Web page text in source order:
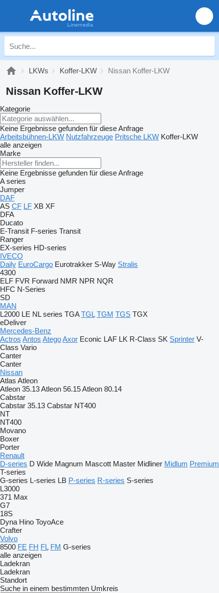
LKWs Koffer-LKW Nissan Koffer-LKW
Nissan Koffer-LKW
Kategorie
Keine Ergebnisse gefunden für diese Anfrage
Arbeitsbühnen-LKW Nutzfahrzeuge Pritsche LKW Koffer-LKW
alle anzeigen
Marke
Keine Ergebnisse gefunden für diese Anfrage
A series
Jumper
DAF
AS CF LF XB XF
DFA
Ducato
E-Transit F-series Transit
Ranger
EX-series HD-series
IVECO
Daily EuroCargo Eurotrakker S-Way Stralis
4300
ELF FVR Forward NMR NPR NQR
HFC N-Series
SD
MAN
L2000 LE NL series TGA TGL TGM TGS TGX
eDeliver
Mercedes-Benz
Actros Antos AtegoAxor Econic LAF LK R-Class SK Sprinter V-
Class Vario
Canter
Canter
Nissan
Atlas Atleon
Atleon 35.13Atleon 56.15Atleon 80.14
Cabstar
Cabstar 35.13 Cabstar NT400
NT
NT400
Movano
Boxer
Porter
Renault
D-series D Wide Magnum Mascott Master Midliner Midlum Premium
T-series
G-series L-series LB P-series R-series S-series
L3000
371 Max
G7
18S
Dyna Hino ToyoAce
Crafter
Volvo
8500 FE FH FL FM G-series
alle anzeigen
Ladekran
Ladekran
Standort
Suche in einem bestimmten Umkreis